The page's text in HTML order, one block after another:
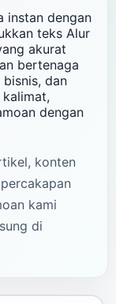
instan dengan
teks Alur
akurat
bertenaga
dan
dengan
konten
kami
di